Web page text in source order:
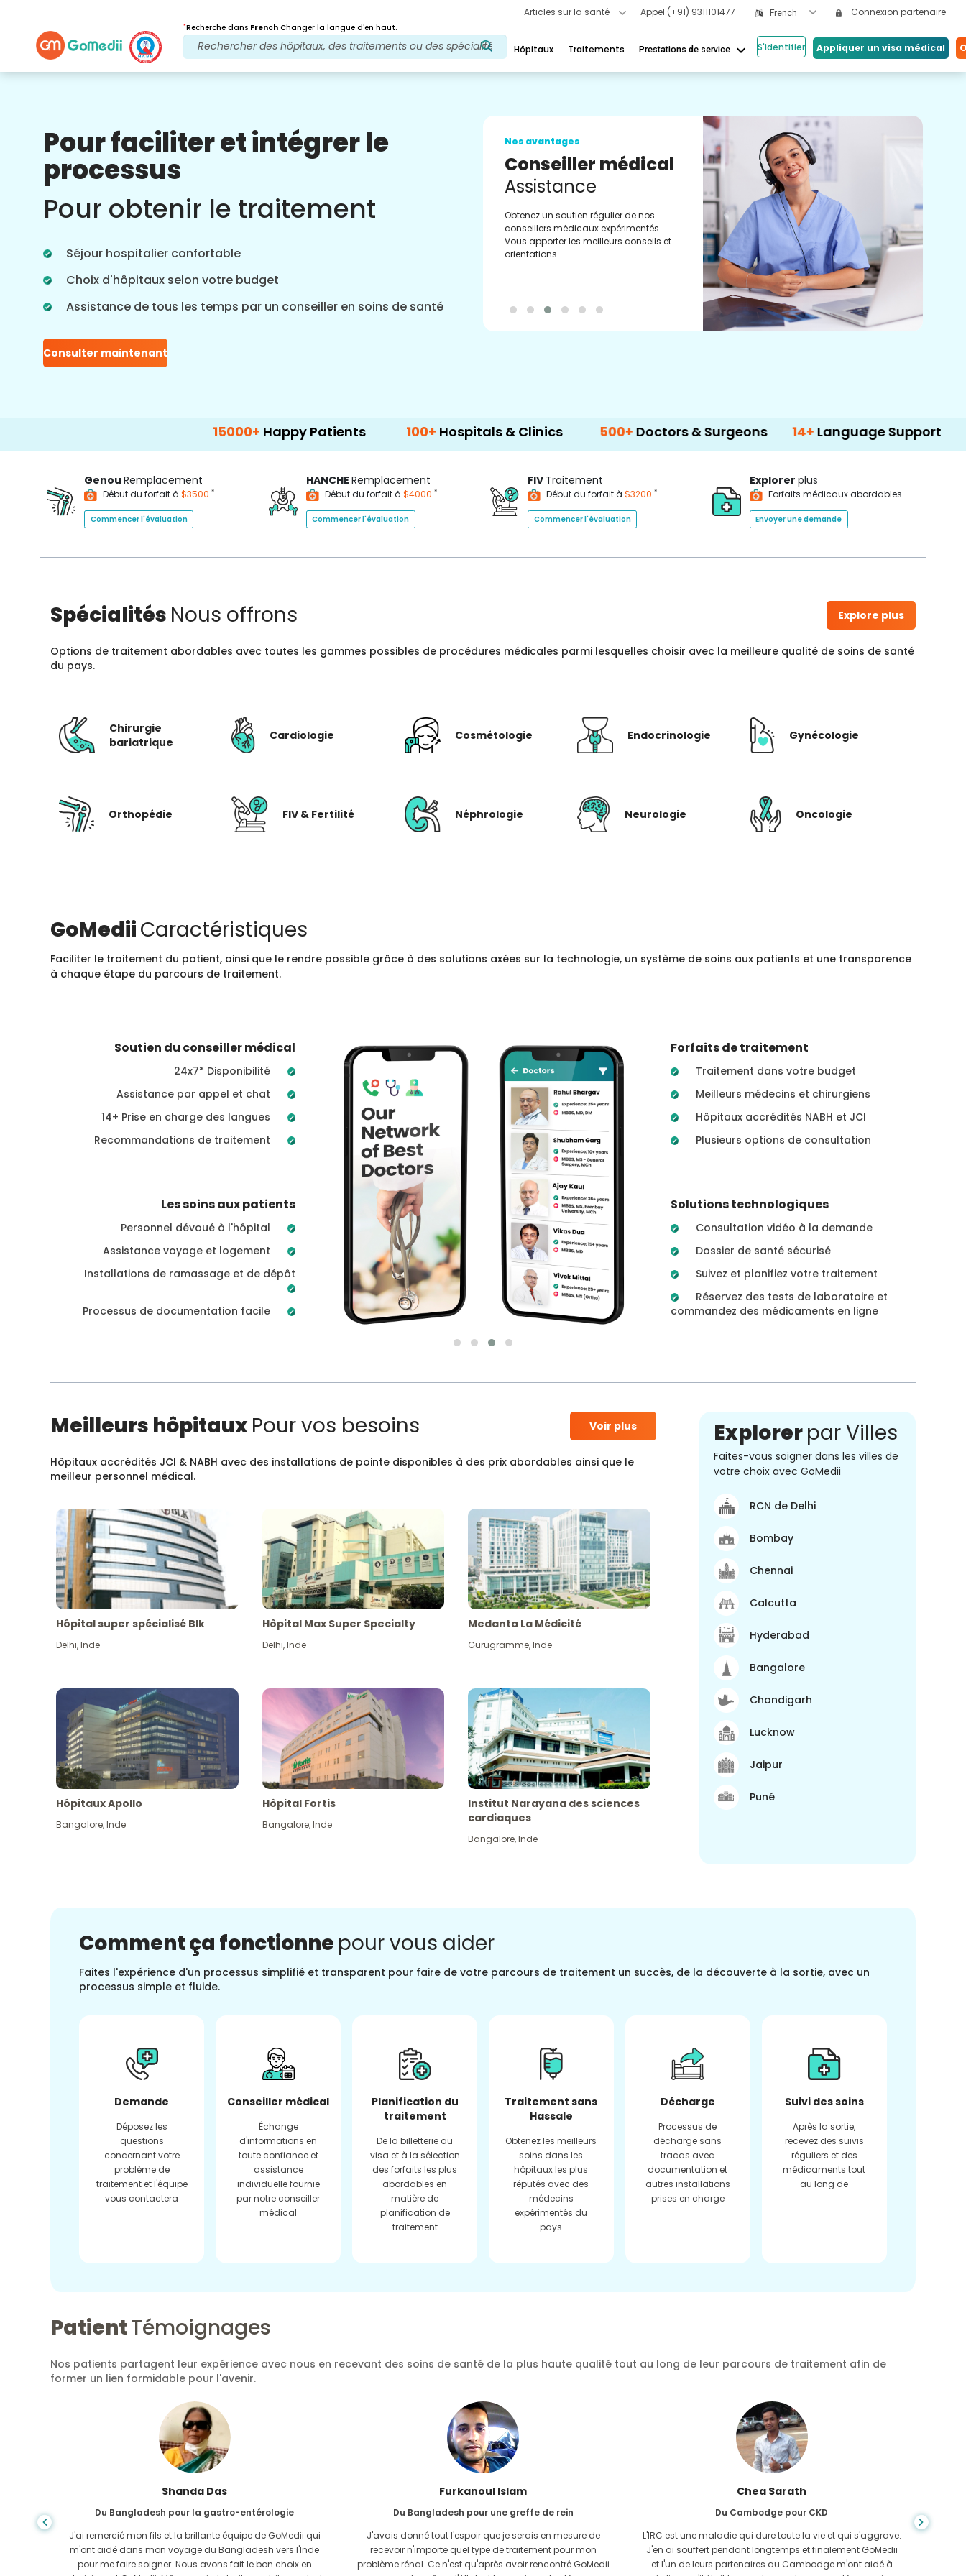
Articles sur la santé Appel (+91) 9311101477 French Connexion partenaire
*Recherche dans French Changer la langue d'en haut.
Hôpitaux Traitements Prestations de service keyboard_arrow_down S'identifier Appliquer un visa médical
Pour faciliter et intégrer le
processus
Pour obtenir le traitement
Séjour hospitalier confortable
Choix d'hôpitaux selon votre budget
Assistance de tous les temps par un conseiller en soins de santé
Consulter maintenant
Nos avantages
Après traitement
Suivi des soins
Bénéficiez d'une assistance médicale et
vos problèmes à tout moment. Mises à
traitement.
Nos avantages
Conseiller médical
Assistance
Obtenez un soutien régulier de nos
conseillers médicaux expérimentés.
Vous apporter les meilleurs conseils et
orientations.
Happy Patients 100+ Hospitals & Clinics 500+ Doctors & Surgeons 14+Language Support 500+
Genou Remplacement
Début du forfait à $3500 *
Commencer l'évaluation
HANCHE Remplacement
Début du forfait à $4000 *
Commencer l'évaluation
FIV Traitement
Début du forfait à $3200 *
Commencer l'évaluation
Explorer plus
Forfaits médicaux abordables
Envoyer une demande
Spécialités Nous offrons Explore plus
Options de traitement abordables avec toutes les gammes possibles de procédures médicales parmi lesquelles choisir avec la meilleure qualité de soins de santé
du pays.
Chirurgie
bariatrique
Cardiologie Cosmétologie Endocrinologie Gynécologie
Orthopédie FIV & Fertilité Néphrologie Neurologie Oncologie
GoMediiCaractéristiques
Faciliter le traitement du patient, ainsi que le rendre possible grâce à des solutions axées sur la technologie, un système de soins aux patients et une transparence
à chaque étape du parcours de traitement.
Soutien du conseiller médical
24x7* Disponibilité
Assistance par appel et chat
14+ Prise en charge des langues
Recommandations de traitement
Les soins aux patients
Personnel dévoué à l'hôpital
Assistance voyage et logement
Installations de ramassage et de dépôt
Processus de documentation facile
Forfaits de traitement
Traitement dans votre budget
Meilleurs médecins et chirurgiens
Hôpitaux accrédités NABH et JCI
Plusieurs options de consultation
Solutions technologiques
Consultation vidéo à la demande
Dossier de santé sécurisé
Suivez et planifiez votre traitement
Réservez des tests de laboratoire et
commandez des médicaments en ligne
Meilleurs hôpitauxPour vos besoins Voir plus
Hôpitaux accrédités JCI & NABH avec des installations de pointe disponibles à des prix abordables ainsi que le
meilleur personnel médical.
Hôpital super spécialisé Blk
Delhi,Inde
Hôpital Max Super Specialty
Delhi,Inde
Medanta La Médicité
Gurugramme,Inde
Hôpitaux Apollo
Bangalore,Inde
Hôpital Fortis
Bangalore,Inde
Institut Narayana des sciences
cardiaques
Bangalore,Inde
Explorerpar Villes
Faites-vous soigner dans les villes de
votre choix avec GoMedii
RCN de Delhi
Bombay
Chennai
Calcutta
Hyderabad
Bangalore
Chandigarh
Lucknow
Jaipur
Puné
Comment ça fonctionne pour vous aider
Faites l'expérience d'un processus simplifié et transparent pour faire de votre parcours de traitement un succès, de la découverte à la sortie, avec un
processus simple et fluide.
Demande
Déposez les
questions
concernant votre
problème de
traitement et l'équipe
vous contactera
Conseiller médical
Échange
d'informations en
toute confiance et
assistance
individuelle fournie
par notre conseiller
médical
Planification du
traitement
De la billetterie au
visa et à la sélection
des forfaits les plus
abordables en
matière de
planification de
traitement
Traitement sans
Hassale
Obtenez les meilleurs
soins dans les
hôpitaux les plus
réputés avec des
médecins
expérimentés du
pays
Décharge
Processus de
décharge sans
tracas avec
documentation et
autres installations
prises en charge
Suivi des soins
Après la sortie,
recevez des suivis
réguliers et des
médicaments tout
au long de
PatientTémoignages
Nos patients partagent leur expérience avec nous en recevant des soins de santé de la plus haute qualité tout au long de leur parcours de traitement afin de
former un lien formidable pour l'avenir.
Shanda Das
Du Bangladesh pour la gastro-entérologie
J'ai remercié mon fils et la brillante équipe de GoMedii qui
m'ont aidé dans mon voyage du Bangladesh vers l'Inde
pour me faire soigner. Nous avons fait le bon choix en
Furkanoul Islam
Du Bangladesh pour une greffe de rein
J'avais donné tout l'espoir que je serais en mesure de
recevoir n'importe quel type de traitement pour mon
problème rénal. Ce n'est qu'après avoir rencontré GoMedii
Chea Sarath
Du Cambodge pour CKD
L'IRC est une maladie qui dure toute la vie et qui s'aggrave.
J'en ai souffert pendant longtemps et finalement GoMedii
et l'un de leurs partenaires au Cambodge m'ont aidé à